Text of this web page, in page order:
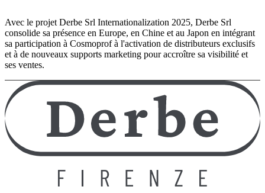
Avec le projet Derbe Srl Internationalization 2025, Derbe Srl
consolide sa présence en Europe, en Chine et au Japon en intégrant
sa participation à Cosmoprof à l'activation de distributeurs exclusifs
et à de nouveaux supports marketing pour accroître sa visibilité et
ses ventes.